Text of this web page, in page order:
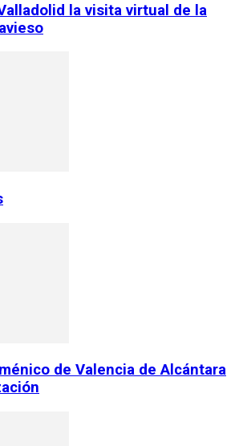
la visita virtual de la
de Valencia de Alcántara